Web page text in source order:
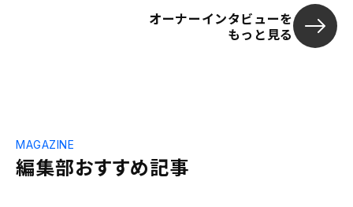
オーナーインタビューを
もっと見る
編集部おすすめ記事
MAGAZINE